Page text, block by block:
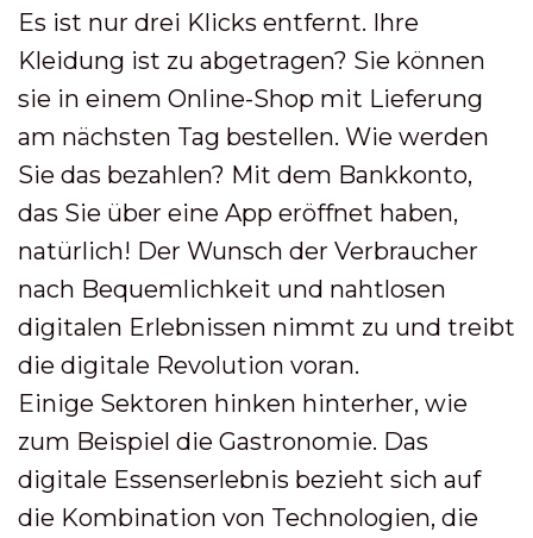
Es ist nur drei Klicks entfernt. Ihre
Kleidung ist zu abgetragen? Sie können
sie in einem Online-Shop mit Lieferung
am nächsten Tag bestellen. Wie werden
Sie das bezahlen? Mit dem Bankkonto,
das Sie über eine App eröffnet haben,
natürlich! Der Wunsch der Verbraucher
nach Bequemlichkeit und nahtlosen
digitalen Erlebnissen nimmt zu und treibt
die digitale Revolution voran.
Einige Sektoren hinken hinterher, wie
zum Beispiel die Gastronomie. Das
digitale Essenserlebnis bezieht sich auf
die Kombination von Technologien, die